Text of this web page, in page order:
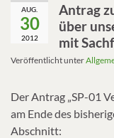
AUG.
30
2012
Antrag
über
mit
Veröffentlicht unter
Der Antrag „SP-01
am Ende des
Abschnitt: